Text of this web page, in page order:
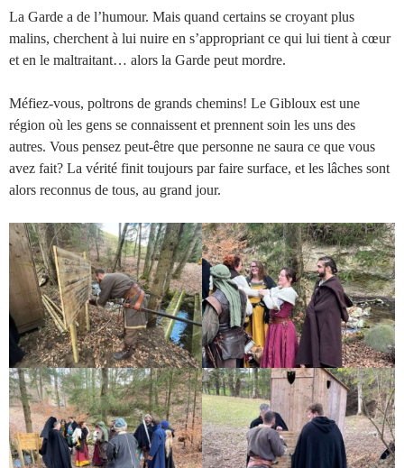
La Garde a de l’humour. Mais quand certains se croyant plus
malins, cherchent à lui nuire en s’appropriant ce qui lui tient à cœur
et en le maltraitant… alors la Garde peut mordre.
Méfiez-vous, poltrons de grands chemins! Le Gibloux est une
région où les gens se connaissent et prennent soin les uns des
autres. Vous pensez peut-être que personne ne saura ce que vous
avez fait? La vérité finit toujours par faire surface, et les lâches sont
alors reconnus de tous, au grand jour.